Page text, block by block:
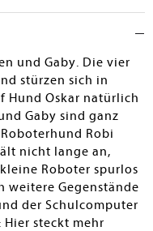
und Gaby. Die vier
stürzen sich in
Hund Oskar natürlich
Gaby sind ganz
Robi
nicht lange an,
Roboter spurlos
weitere Gegenstände
der Schulcomputer
Hier steckt mehr